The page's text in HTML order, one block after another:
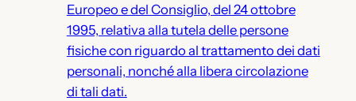
Europeo e del Consiglio, del 24 ottobre
1995, relativa alla tutela delle persone
fisiche con riguardo al trattamento dei dati
personali, nonché alla libera circolazione
di tali dati.